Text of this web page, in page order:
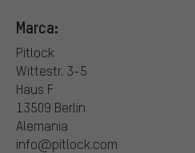
Marca:
Pitlock
Wittestr. 3-5
Haus F
13509 Berlin
Alemania
info@pitlock.com